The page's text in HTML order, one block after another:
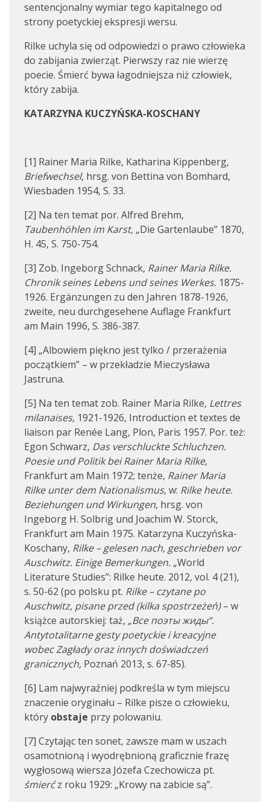
sentencjonalny wymiar tego kapitalnego od
strony poetyckiej ekspresji wersu.
Rilke uchyla się od odpowiedzi o prawo człowieka
do zabijania zwierząt. Pierwszy raz nie wierzę
poecie. Śmierć bywa łagodniejsza niż człowiek,
który zabija.
KATARZYNA KUCZYŃSKA-KOSCHANY
[1] Rainer Maria Rilke, Katharina Kippenberg,
Briefwechsel, hrsg. von Bettina von Bomhard,
Wiesbaden 1954, S. 33.
[2] Na ten temat por. Alfred Brehm,
Taubenhöhlen im Karst, „Die Gartenlaube” 1870,
H. 45, S. 750-754.
[3] Zob. Ingeborg Schnack, Rainer Maria Rilke.
Chronik seines Lebens und seines Werkes. 1875-
1926. Ergänzungen zu den Jahren 1878-1926,
zweite, neu durchgesehene Auflage Frankfurt
am Main 1996, S. 386-387.
[4] „Albowiem piękno jest tylko / przerażenia
początkiem” – w przekładzie Mieczysława
Jastruna.
[5] Na ten temat zob. Rainer Maria Rilke, Lettres
milanaises, 1921-1926, Introduction et textes de
liaison par Renée Lang, Plon, Paris 1957. Por. też:
Egon Schwarz, Das verschluckte Schluchzen.
Poesie und Politik bei Rainer Maria Rilke,
Frankfurt am Main 1972; tenże, Rainer Maria
Rilke unter dem Nationalismus, w: Rilke heute.
Beziehungen und Wirkungen, hrsg. von
Ingeborg H. Solbrig und Joachim W. Storck,
Frankfurt am Main 1975. Katarzyna Kuczyńska-
Koschany, Rilke – gelesen nach, geschrieben vor
Auschwitz. Einige Bemerkungen. „World
Literature Studies”: Rilke heute. 2012, vol. 4 (21),
s. 50-62 (po polsku pt. Rilke – czytane po
Auschwitz, pisane przed (kilka spostrzeżeń)– w
książce autorskiej: taż, „Все поэты жиды“.
Antytotalitarne gesty poetyckie i kreacyjne
wobec Zagłady oraz innych doświadczeń
granicznych, Poznań 2013, s. 67-85).
[6] Lam najwyraźniej podkreśla w tym miejscu
znaczenie oryginału – Rilke pisze o człowieku,
który obstaje przy polowaniu.
[7] Czytając ten sonet, zawsze mam w uszach
osamotnioną i wyodrębnioną graficznie frazę
wygłosową wiersza Józefa Czechowicza pt.
śmierćz roku 1929: „Krowy na zabicie są”.